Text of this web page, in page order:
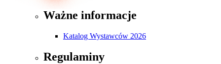
Ważne informacje
Katalog Wystawców 2026
Regulaminy